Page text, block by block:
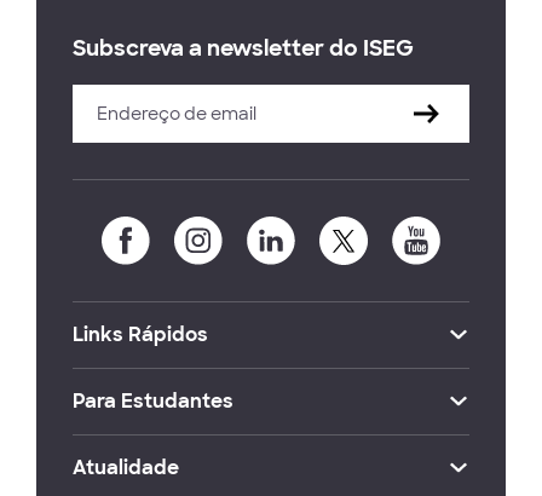
Subscreva a newsletter do ISEG
Links Rápidos
Para Estudantes
Atualidade